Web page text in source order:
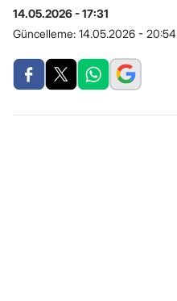
14.05.2026 - 17:31
Güncelleme: 14.05.2026 - 20:54